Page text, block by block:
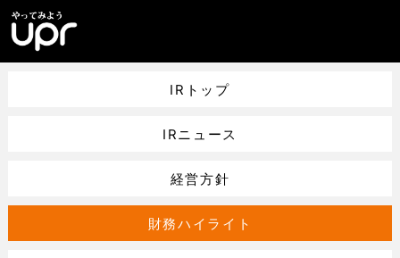
IRトップ
IRニュース
経営方針
財務ハイライト